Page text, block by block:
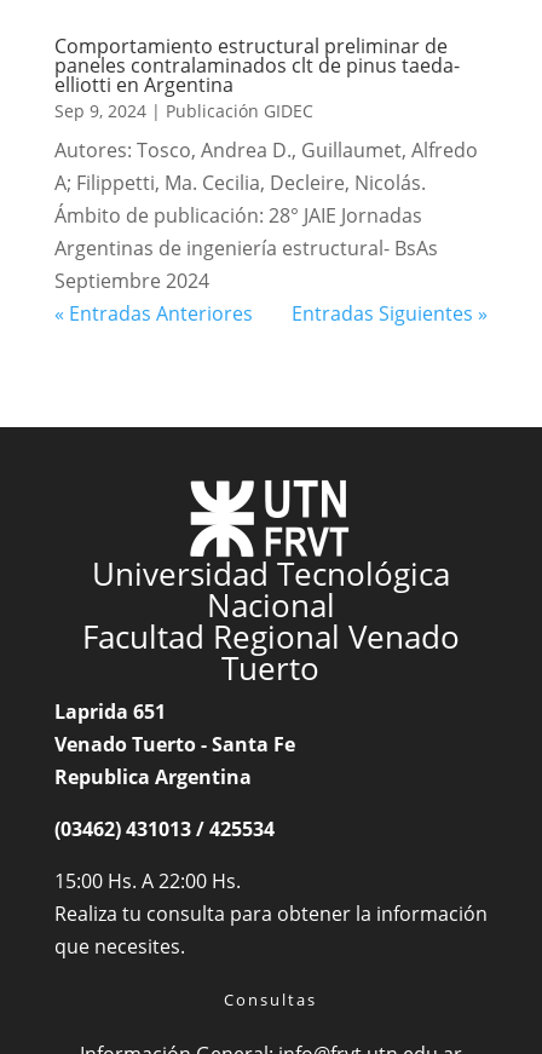
Comportamiento estructural preliminar de
paneles contralaminados clt de pinus taeda-
elliotti en Argentina
Sep 9, 2024| Publicación GIDEC
Autores: Tosco, Andrea D., Guillaumet, Alfredo
A; Filippetti, Ma. Cecilia, Decleire, Nicolás.
Ámbito de publicación: 28° JAIE Jornadas
Argentinas de ingeniería estructural- BsAs
Septiembre 2024
« Entradas Anteriores
Entradas Siguientes »
Universidad Tecnológica
Nacional
Facultad Regional Venado
Tuerto
Laprida 651
Venado Tuerto - Santa Fe
Republica Argentina
(03462) 431013 / 425534
15:00 Hs. A 22:00 Hs.
Realiza tu consulta para obtener la información
que necesites.
Consultas